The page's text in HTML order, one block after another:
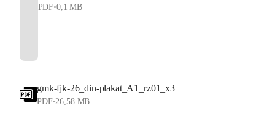
PDF•0,1 MB
gmk-fjk-26_din-plakat_A1_rz01_x3
PDF•26,58 MB